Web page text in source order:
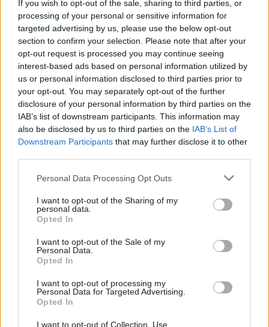
If you wish to opt-out of the sale, sharing to third parties, or
processing of your personal or sensitive information for
targeted advertising by us, please use the below opt-out
section to confirm your selection. Please note that after your
opt-out request is processed you may continue seeing
interest-based ads based on personal information utilized by
us or personal information disclosed to third parties prior to
your opt-out. You may separately opt-out of the further
disclosure of your personal information by third parties on the
IAB’s list of downstream participants. This information may
also be disclosed by us to third parties on the IAB’s List of
Downstream Participants that may further disclose it to other
Please note that this website/app uses one or more Google
not limited to your visit or usage behaviour. You may click to
grant or deny consent to Google and its third-party tags to
use your data for below specified purposes in below Google
consent section.
Personal Data Processing Opt Outs
I want to opt-out of the Sharing of my
personal data.
Opted In
I want to opt-out of the Sale of my
Personal Data.
Opted In
I want to opt-out of processing my
Personal Data for Targeted Advertising.
Opted In
I want to opt-out of Collection, Use,
rieka. Miestni remeselníci vytvorili bývanie,
ktoré vyzerá ako malý raj